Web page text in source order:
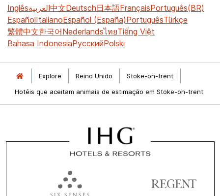
Inglêsالعربية中文Deutsch日本語FrançaisPortuguês(BR)
EspañolItalianoEspañol (España)PortuguêsTürkçe
繁體中文한국어NederlandsไทยTiếng Việt
Bahasa IndonesiaРусскийPolski
Explore Reino Unido
Stoke-on-trent
Hotéis que aceitam animais de estimação em Stoke-on-trent